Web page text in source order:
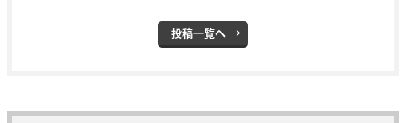
投稿一覧へ